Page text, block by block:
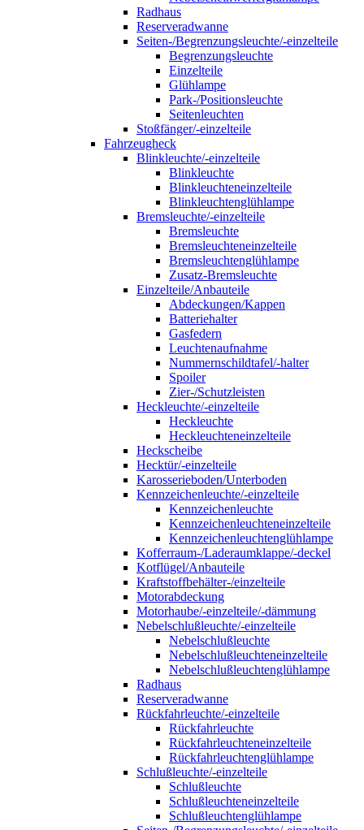
Radhaus
Reserveradwanne
Seiten-/Begrenzungsleuchte/-einzelteile
Begrenzungsleuchte
Einzelteile
Glühlampe
Park-/Positionsleuchte
Seitenleuchten
Stoßfänger/-einzelteile
Fahrzeugheck
Blinkleuchte/-einzelteile
Blinkleuchte
Blinkleuchteneinzelteile
Blinkleuchtenglühlampe
Bremsleuchte/-einzelteile
Bremsleuchte
Bremsleuchteneinzelteile
Bremsleuchtenglühlampe
Zusatz-Bremsleuchte
Einzelteile/Anbauteile
Abdeckungen/Kappen
Batteriehalter
Gasfedern
Leuchtenaufnahme
Nummernschildtafel/-halter
Spoiler
Zier-/Schutzleisten
Heckleuchte/-einzelteile
Heckleuchte
Heckleuchteneinzelteile
Heckscheibe
Hecktür/-einzelteile
Karosserieboden/Unterboden
Kennzeichenleuchte/-einzelteile
Kennzeichenleuchte
Kennzeichenleuchteneinzelteile
Kennzeichenleuchtenglühlampe
Kofferraum-/Laderaumklappe/-deckel
Kotflügel/Anbauteile
Kraftstoffbehälter-/einzelteile
Motorabdeckung
Motorhaube/-einzelteile/-dämmung
Nebelschlußleuchte/-einzelteile
Nebelschlußleuchte
Nebelschlußleuchteneinzelteile
Nebelschlußleuchtenglühlampe
Radhaus
Reserveradwanne
Rückfahrleuchte/-einzelteile
Rückfahrleuchte
Rückfahrleuchteneinzelteile
Rückfahrleuchtenglühlampe
Schlußleuchte/-einzelteile
Schlußleuchte
Schlußleuchteneinzelteile
Schlußleuchtenglühlampe